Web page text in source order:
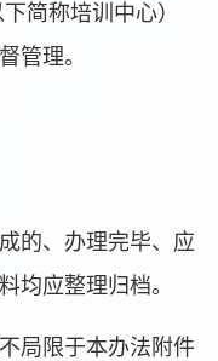
简称培训中心）
管理。
的、办理完毕、应
均应整理归档。
局限于本办法附件